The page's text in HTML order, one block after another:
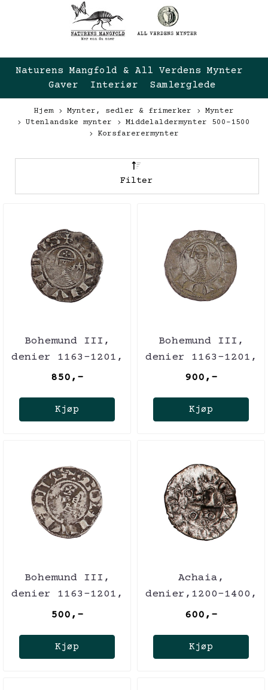
Naturens Mangfold & All Verdens Mynter 
Gaver  Interiør  Samlerglede
Hjem Mynter, sedler & frimerker
Mynter
Utenlandske mynter
Middelaldermynter 500-1500
Korsfarerermynter
Filter
Bohemund III,
denier 1163-1201,
korsfarere
850,-
Kjøp
Bohemund III,
denier 1163-1201,
korsfarere
900,-
Kjøp
Bohemund III,
denier 1163-1201,
korsfarere
500,-
Kjøp
Achaia,
denier,1200-1400,
korsfarer
600,-
Kjøp